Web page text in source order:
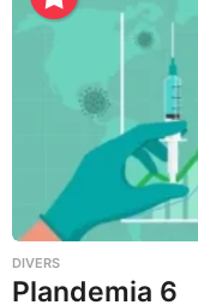
DIVERS
Plandemia 6